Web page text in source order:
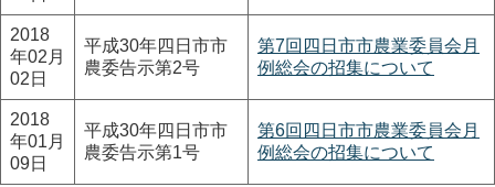
2018
年02月
02日
平成30年四日市市
農委告示第2号
第7回四日市市農業委員会月
例総会の招集について
2018
年01月
09日
平成30年四日市市
農委告示第1号
第6回四日市市農業委員会月
例総会の招集について